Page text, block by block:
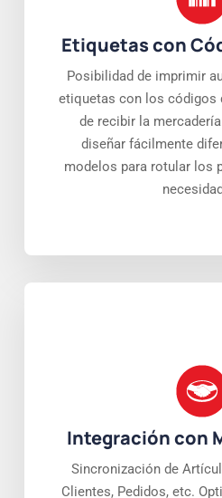
Etiquetas con
Posibilidad de imprimir
etiquetas con los códigos
de recibir la
diseñar fácilmente
modelos para rotular los
Integración con
Sincronización de
Clientes, Pedidos, etc.